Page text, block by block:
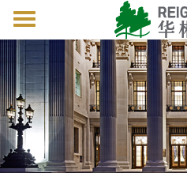
Toggle
navigation